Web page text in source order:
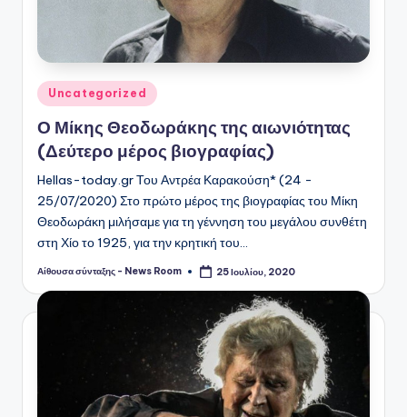
Αναρτήθηκε
σε
Uncategorized
Ο Μίκης Θεοδωράκης της αιωνιότητας
(Δεύτερο μέρος βιογραφίας)
Hellas-today.gr Του Αντρέα Καρακούση* (24 -
25/07/2020) Στο πρώτο μέρος της βιογραφίας του Μίκη
Θεοδωράκη μιλήσαμε για τη γέννηση του μεγάλου συνθέτη
στη Χίο το 1925, για την κρητική του…
Συγγραφέας:
Αίθουσα σύνταξης - News Room 25 Ιουλίου, 2020